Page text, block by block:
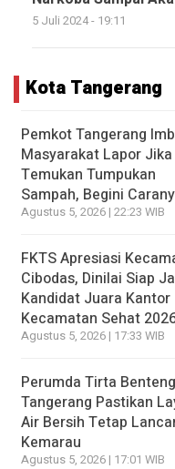
5 Juli 2024 - 19:11
Kota Tangerang
Pemkot Tangerang
Masyarakat Lapor Jika
Temukan Tumpukan
Sampah, Begini
Agustus 5, 2026 | 22:23 WIB
FKTS Apresiasi
Cibodas, Dinilai Siap
Kandidat Juara Kantor
Kecamatan Sehat
Agustus 5, 2026 | 17:33 WIB
Perumda Tirta
Tangerang Pastikan
Air Bersih Tetap
Kemarau
Agustus 5, 2026 | 17:01 WIB